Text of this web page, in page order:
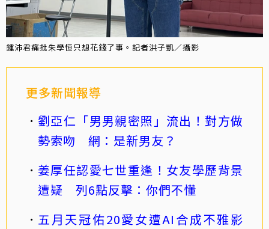
鍾沛君痛批朱學恒只想花錢了事。記者洪子凱／攝影
更多新聞報導
劉亞仁「男男親密照」流出！對方做
勢索吻 網：是新男友？
姜厚任認愛七世重逢！女友學歷背景
遭疑 列6點反擊：你們不懂
五月天冠佑20愛女遭AI合成不雅影